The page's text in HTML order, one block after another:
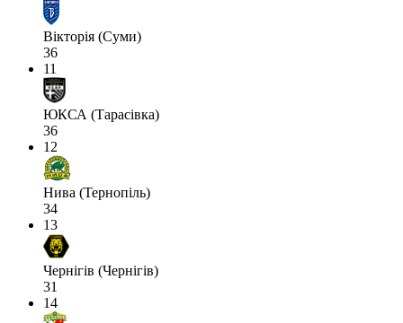
Вікторія (Суми)
36
11
ЮКСА (Тарасівка)
36
12
Нива (Тернопіль)
34
13
Чернігів (Чернігів)
31
14